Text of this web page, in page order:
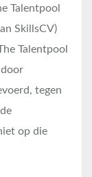
Talentpool
SkillsCV)
Talentpool
tegen
op die